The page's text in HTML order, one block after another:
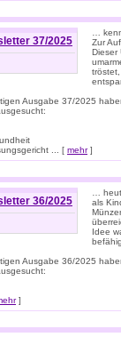
37/2025
…
Zur
Dieser
Ausgabe 37/2025
... [ mehr]
36/2025
…
als
Idee
Ausgabe 36/2025
]